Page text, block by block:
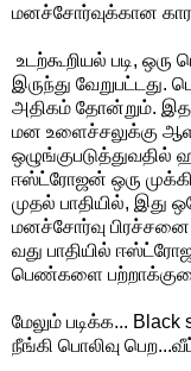
மனச்சோர்வுக்கான
உடற்கூறியல் படி,
இருந்து
அதிகம் தோன்றும்.
மன உளைச்சலுக்கு
ஈஸ்ட்ரோஜன் ஒரு
முதல் பாதியில், இது
மனச்சோர்வு
வது பாதியில்
பெண்களை
மேலும் படிக்க...
நீங்கி பொலிவு